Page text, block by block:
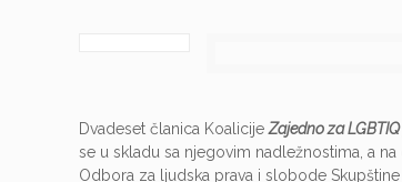
Dvadeset članica KoalicijeZajedno za
se u skladu sa njegovim nadležnostima, a
Odbora za ljudska prava i slobode